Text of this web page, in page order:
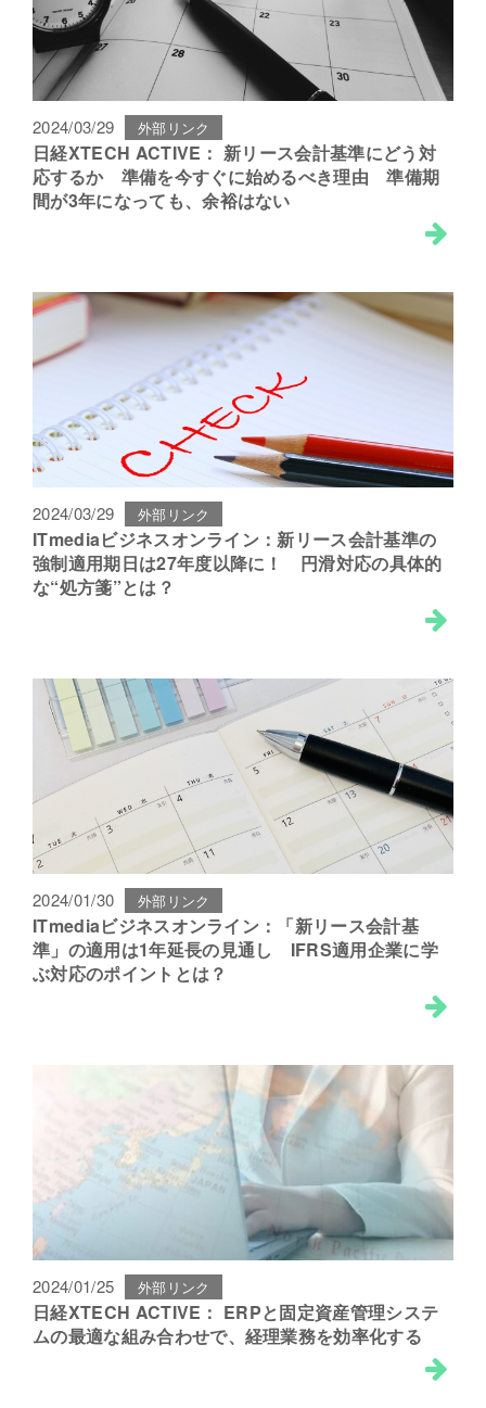
2024/03/29 外部リンク
日経XTECH ACTIVE： 新リース会計基準にどう対
応するか 準備を今すぐに始めるべき理由 準備期
間が3年になっても、余裕はない
2024/03/29 外部リンク
ITmediaビジネスオンライン：新リース会計基準の
強制適用期日は27年度以降に！ 円滑対応の具体的
な“処方箋”とは？
2024/01/30 外部リンク
ITmediaビジネスオンライン：「新リース会計基
準」の適用は1年延長の見通し IFRS適用企業に学
ぶ対応のポイントとは？
2024/01/25 外部リンク
日経XTECH ACTIVE： ERPと固定資産管理システ
ムの最適な組み合わせで、経理業務を効率化する